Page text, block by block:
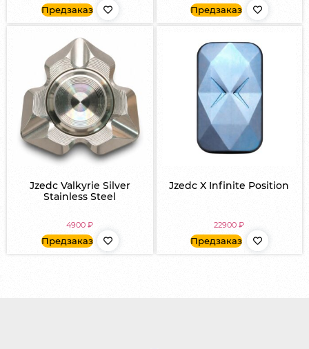
Предзаказ Предзаказ
Jzedc Valkyrie Silver
Stainless Steel
4900₽
Предзаказ
Jzedc X Infinite Position
22900₽
Предзаказ